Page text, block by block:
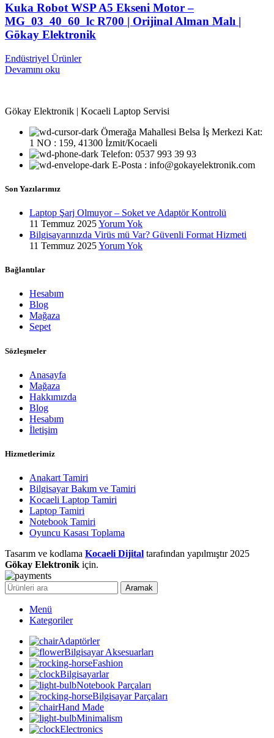
Kuka Robot WSP A5 Ekseni Motor –
MG_03_40_60_lc R700 | Orijinal Alman Malı |
Gökay Elektronik
Endüstriyel Ürünler
Devamını oku
Gökay Elektronik | Kocaeli Laptop Servisi
Ömerağa Mahallesi Belsa İş Merkezi Kat:
1 NO : 159, 41300 İzmit/Kocaeli
Telefon: 0537 993 39 93
E-Posta : info@gokayelektronik.com
Son Yazılarımız
Laptop Şarj Olmuyor – Soket ve Adaptör Kontrolü
11 Temmuz 2025Yorum Yok
Bilgisayarınızda Virüs mü Var? Güvenli Format Hizmeti
11 Temmuz 2025Yorum Yok
Bağlantılar
Hesabım
Blog
Mağaza
Sepet
Sözleşmeler
Anasayfa
Mağaza
Hakkımızda
Blog
Hesabım
İletişim
Hizmetlerimiz
Anakart Tamiri
Bilgisayar Bakım ve Tamiri
Kocaeli Laptop Tamiri
Laptop Tamiri
Notebook Tamiri
Oyuncu Kasası Toplama
Tasarım ve kodlama Kocaeli Dijital tarafından yapılmıştır 2025
Gökay Elektronik için.
Aramak
Menü
Kategoriler
Adaptörler
Bilgisayar Aksesuarları
Fashion
Bilgisayarlar
Notebook Parçaları
Bilgisayar Parçaları
Hand Made
Minimalism
Electronics